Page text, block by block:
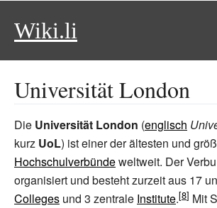
Wiki.li
Universität London
Die Universität London (englisch
kurz UoL) ist einer der ältesten und
Hochschulverbündeweltweit. Der
organisiert und besteht zurzeit aus 17
Colleges und 3 zentrale Institute.
Mit